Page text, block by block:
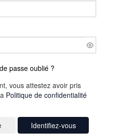
passe oublié ?
vous attestez avoir pris
Politique de confidentialité
Identifiez-vous